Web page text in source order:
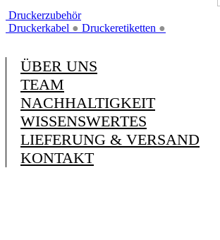
Druckerzubehör
Druckerkabel ● Druckeretiketten ●
ÜBER UNS
TEAM
NACHHALTIGKEIT
WISSENSWERTES
LIEFERUNG & VERSAND
KONTAKT